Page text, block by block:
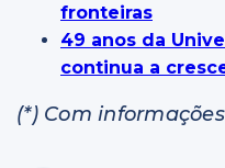
fronteiras
49 anos da
continua a
(*) Com